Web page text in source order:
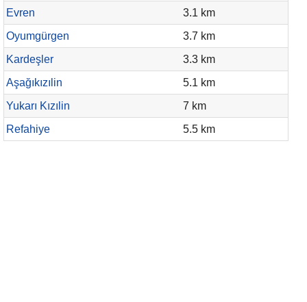
Evren
3.1 km
Oyumgürgen
3.7 km
Kardeşler
3.3 km
Aşağıkızılin
5.1 km
Yukarı Kızılin
7 km
Refahiye
5.5 km